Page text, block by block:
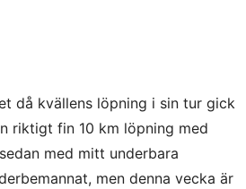
då kvällens löpning i sin tur gick
riktigt fin 10 km löpning med
med mitt underbara
men denna vecka är